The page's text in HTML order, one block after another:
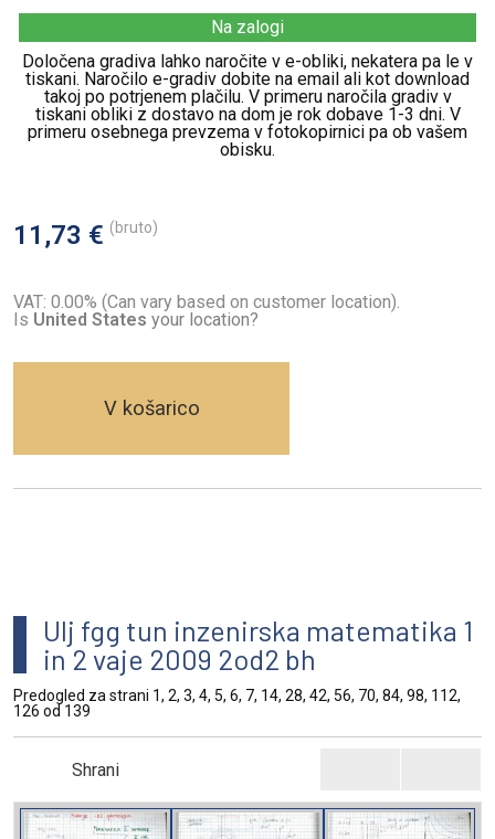
Na zalogi
Določena gradiva lahko naročite v e-obliki, nekatera pa le v
tiskani. Naročilo e-gradiv dobite na email ali kot download
takoj po potrjenem plačilu. V primeru naročila gradiv v
tiskani obliki z dostavo na dom je rok dobave 1-3 dni. V
primeru osebnega prevzema v fotokopirnici pa ob vašem
obisku.
11,73 € (bruto)
VAT: 0.00% (Can vary based on customer location).
Is United States your location?
V košarico
Ulj fgg tun inzenirska matematika 1
in 2 vaje 2009 2od2 bh
Predogled za strani 1, 2, 3, 4, 5, 6, 7, 14, 28, 42, 56, 70, 84, 98, 112,
126 od 139
Shrani